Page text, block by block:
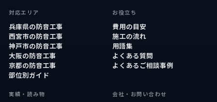
対応エリア
兵庫県の防音工事
西宮市の防音工事
神戸市の防音工事
大阪の防音工事
京都の防音工事
部位別ガイド
お役立ち
費用の目安
施工の流れ
用語集
よくある質問
よくあるご相談事例
実績・読み物 会社・お問い合わせ